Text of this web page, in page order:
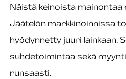
Näistä keinoista mainontaa
Jäätelön markkinoinnissa
hyödynnetty juuri lainkaan.
suhdetoimintaa sekä
runsaasti.